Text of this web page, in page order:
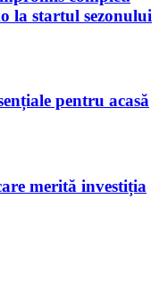
la startul sezonului
pentru acasă
merită investiția